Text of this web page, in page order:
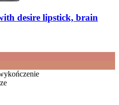
desire lipstick, brain